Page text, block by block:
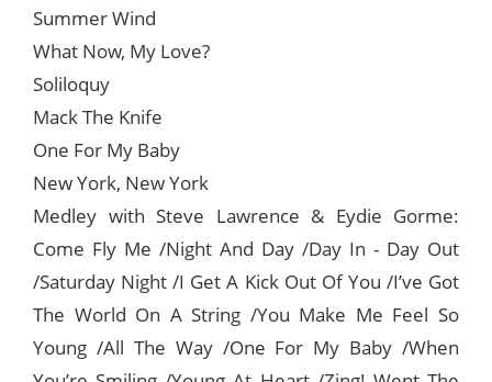
Summer Wind
What Now, My Love?
Soliloquy
Mack The Knife
One For My Baby
New York, New York
Medley with Steve Lawrence & Eydie Gorme:
Come Fly Me /Night And Day /Day In - Day Out
/Saturday Night /I Get A Kick Out Of You /I’ve Got
The World On A String /You Make Me Feel So
Young /All The Way /One For My Baby /When